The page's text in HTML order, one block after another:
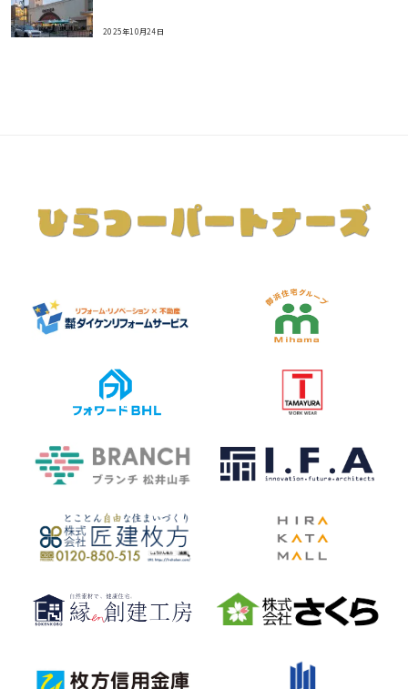
2025年10月24日